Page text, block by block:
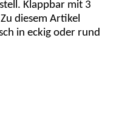
Klappbar mit 3
diesem Artikel
in eckig oder rund